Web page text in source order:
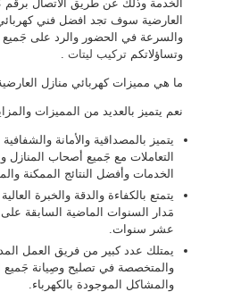
الخدمة وذلك عن طريق الاتصال برقم
العارضية سوف تجد افضل فني كهربائي
والسرعة في الحضور والرد على جَميع
وتساؤلاتكم تركيب ليتات
ما هي مميزات كهربائي منازل
نعم يتميز بالعديد من المميزات
يتميز بالمصداقية والأمانة
التعاملات مع جَميع أصحاب المنازل
الخدمات وأفضل النتائج الممكنة
يتمتع بالكفاءة والدقة والخبرة
مَدار السنوات الماضية السابقة
عشر سنوات.
يمتلك عدد كبير من فريق العمل
والمتخصصة في تصليح وصِيانة جَميع
والمشاكل الموجودة بالكهرباء.